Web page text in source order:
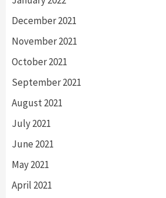
December 2021
November 2021
October 2021
September 2021
August 2021
July 2021
June 2021
May 2021
April 2021